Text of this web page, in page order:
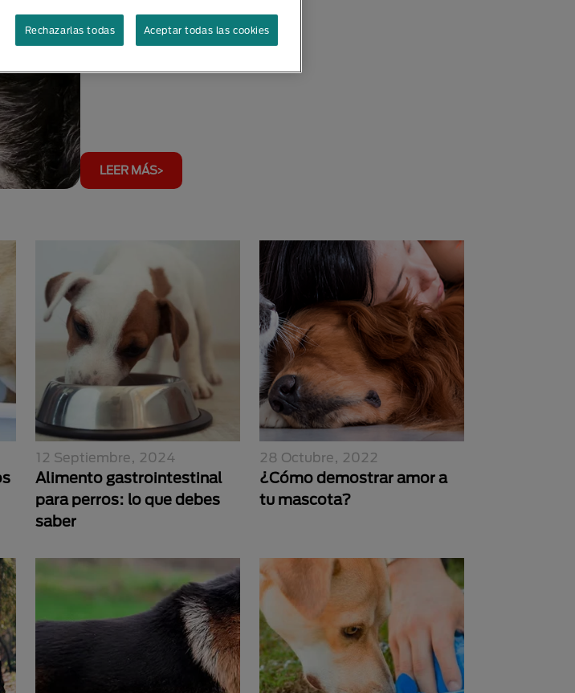
Cambios En Mi Mascota
LEER MÁS
12 Septiembre, 2024
Alimento gastrointestinal
para perros: lo que debes
saber
28 Octubre, 2022
¿Cómo demostrar amor a
tu mascota?
Rechazarlas todas Aceptar todas las cookies